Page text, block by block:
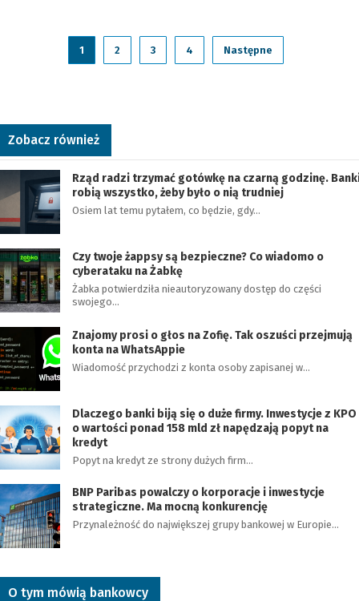
1 2 3 4 Następne
Zobacz również
Rząd radzi trzymać gotówkę na czarną godzinę.
robią wszystko, żeby było o nią trudniej
Osiem lat temu pytałem, co będzie, gdy…
Czy twoje żappsy są bezpieczne? Co wiadomo o
cyberataku na Żabkę
Żabka potwierdziła nieautoryzowany dostęp do części
swojego…
Znajomy prosi o głos na Zofię. Tak oszuści przejmują
konta na WhatsAppie
Wiadomość przychodzi z konta osoby zapisanej w…
Dlaczego banki biją się o duże firmy. Inwestycje z KPO
o wartości ponad 158 mld zł napędzają popyt na
kredyt
Popyt na kredyt ze strony dużych firm…
BNP Paribas powalczy o korporacje i inwestycje
strategiczne. Ma mocną konkurencję
Przynależność do największej grupy bankowej w Europie…
O tym mówią bankowcy